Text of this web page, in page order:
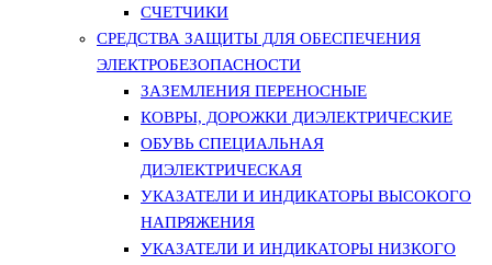
СЧЕТЧИКИ
СРЕДСТВА ЗАЩИТЫ ДЛЯ ОБЕСПЕЧЕНИЯ
ЭЛЕКТРОБЕЗОПАСНОСТИ
ЗАЗЕМЛЕНИЯ ПЕРЕНОСНЫЕ
КОВРЫ, ДОРОЖКИ ДИЭЛЕКТРИЧЕСКИЕ
ОБУВЬ СПЕЦИАЛЬНАЯ
ДИЭЛЕКТРИЧЕСКАЯ
УКАЗАТЕЛИ И ИНДИКАТОРЫ ВЫСОКОГО
НАПРЯЖЕНИЯ
УКАЗАТЕЛИ И ИНДИКАТОРЫ НИЗКОГО